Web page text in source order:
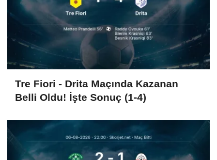
Tre Fiori - Drita Maçında Kazanan
Belli Oldu! İşte Sonuç (1-4)